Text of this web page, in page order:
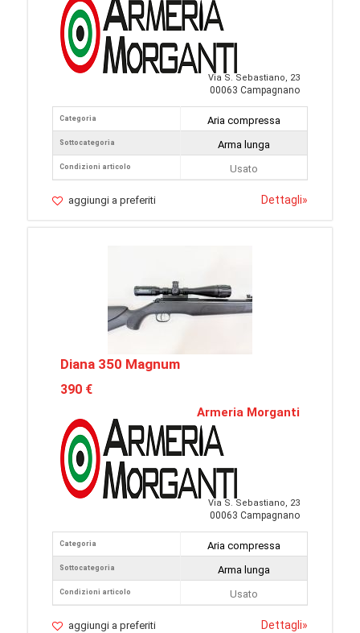
Via S. Sebastiano, 23
00063 Campagnano
Categoria
Sottocategoria
Condizioni articolo
Aria compressa
Arma lunga
Usato
aggiungi a preferiti Dettagli»
Diana 350 Magnum
390 €
Armeria Morganti
Via S. Sebastiano, 23
00063 Campagnano
Categoria
Sottocategoria
Condizioni articolo
Aria compressa
Arma lunga
Usato
aggiungi a preferiti Dettagli»